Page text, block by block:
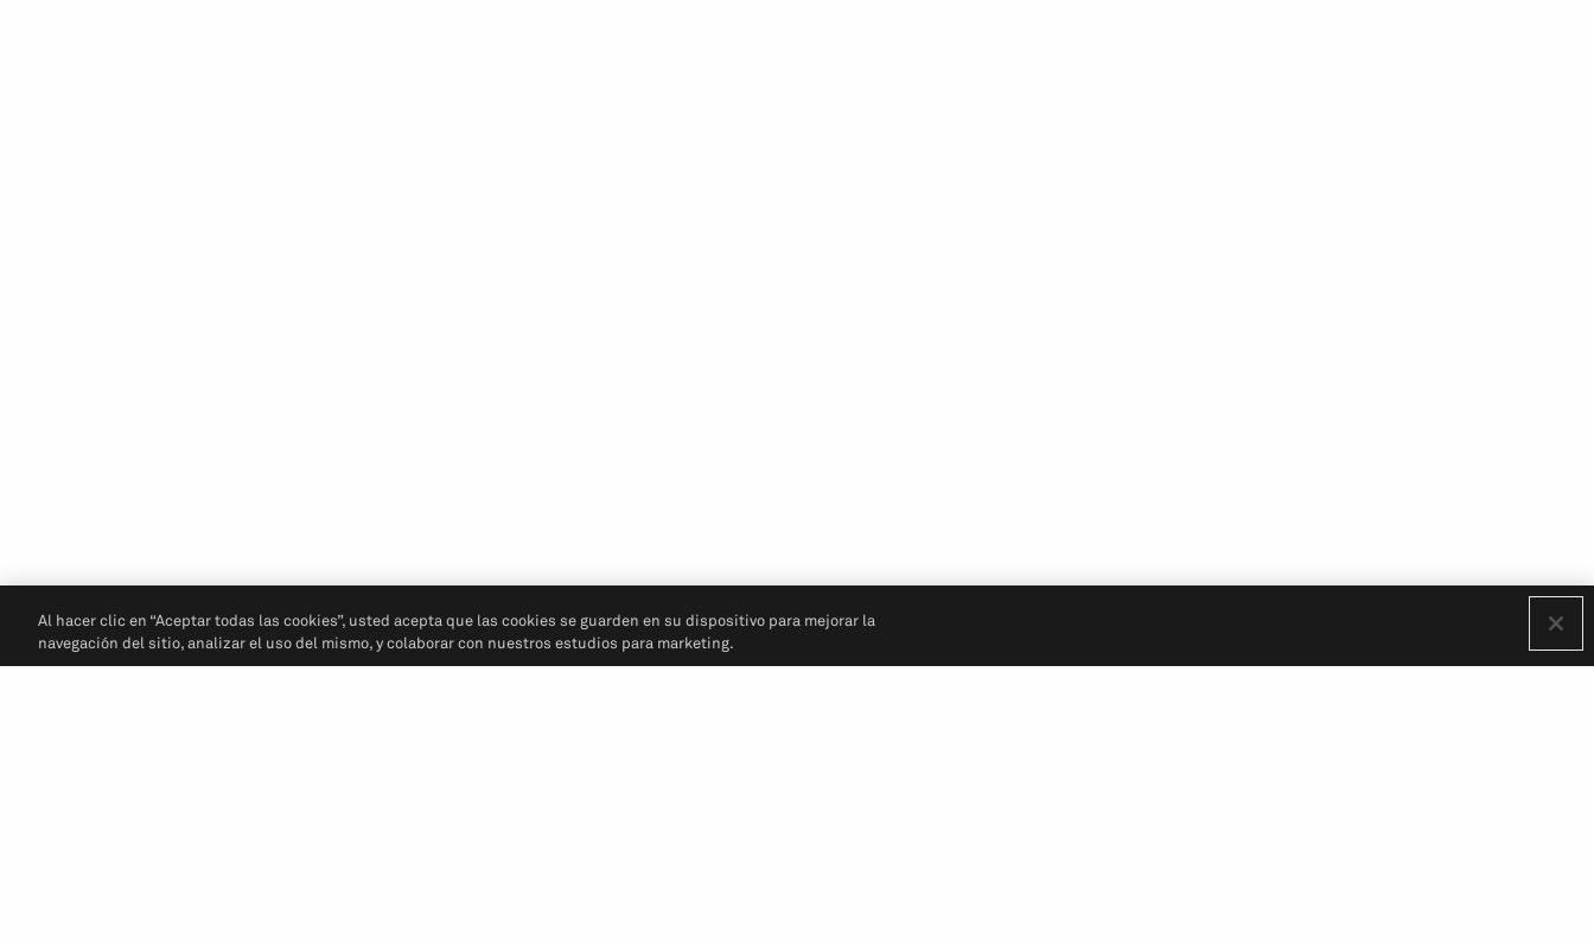
Al hacer clic en “Aceptar todas las cookies”, usted acepta que las cookies se guarden en su dispositivo para mejorar la
navegación del sitio, analizar el uso del mismo, y colaborar con nuestros estudios para marketing.